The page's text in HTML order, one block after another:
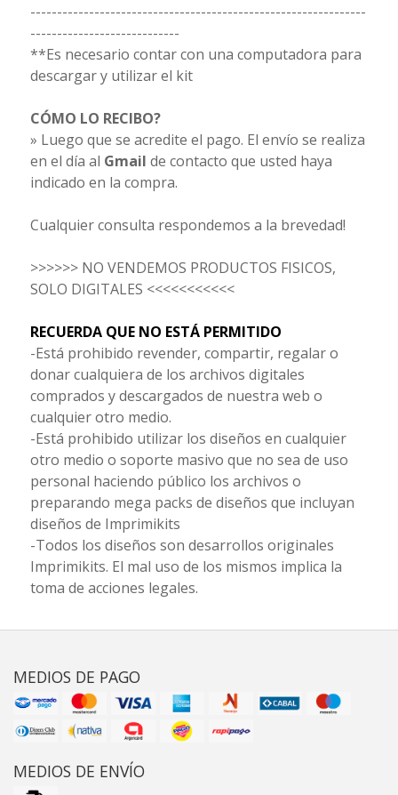
---------------------------------------------------------------
----------------------------
**Es necesario contar con una computadora para
descargar y utilizar el kit
CÓMO LO RECIBO?
» Luego que se acredite el pago. El envío se realiza
en el día al Gmail de contacto que usted haya
indicado en la compra.
Cualquier consulta respondemos a la brevedad!
>>>>>> NO VENDEMOS PRODUCTOS FISICOS,
SOLO DIGITALES <<<<<<<<<<<
RECUERDA QUE NO ESTÁ PERMITIDO
-Está prohibido revender, compartir, regalar o
donar cualquiera de los archivos digitales
comprados y descargados de nuestra web o
cualquier otro medio.
-Está prohibido utilizar los diseños en cualquier
otro medio o soporte masivo que no sea de uso
personal haciendo público los archivos o
preparando mega packs de diseños que incluyan
diseños de Imprimikits
-Todos los diseños son desarrollos originales
Imprimikits. El mal uso de los mismos implica la
toma de acciones legales.
MEDIOS DE PAGO
MEDIOS DE ENVÍO